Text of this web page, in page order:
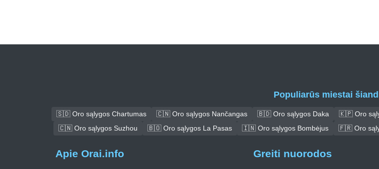
Populiarūs miestai
🇸🇩 Oro sąlygos Chartumas 🇨🇳 Oro sąlygos Nančangas 🇧🇩 Oro sąlygos Daka 🇰🇵 Oro
🇨🇳 Oro sąlygos Suzhou
🇧🇴 Oro sąlygos La Pasas 🇮🇳 Oro sąlygos Bombėjus 🇫🇷 Oro
Apie Orai.info Greiti nuorodos